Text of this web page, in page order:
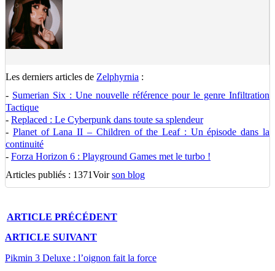
Les derniers articles de Zelphyrnia :
- Sumerian Six : Une nouvelle référence pour le genre Infiltration
Tactique
- Replaced : Le Cyberpunk dans toute sa splendeur
- Planet of Lana II – Children of the Leaf : Un épisode dans la
continuité
- Forza Horizon 6 : Playground Games met le turbo !
Articles publiés : 1371Voirson blog
ARTICLE PRÉCÉDENT
ARTICLE SUIVANT
Pikmin 3 Deluxe : l’oignon fait la force